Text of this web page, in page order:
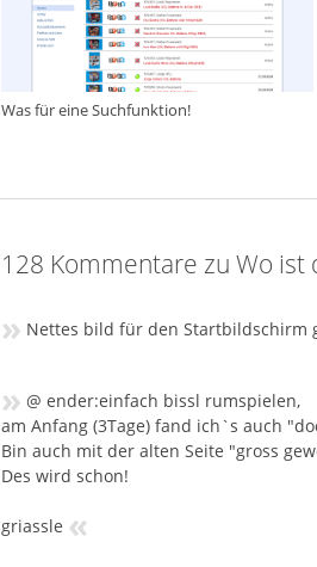
Was für eine Suchfunktion!
128 Kommentare zu Wo ist
» Nettes bild für den Startbildschirm
» @ ender:einfach bissl rumspielen,
am Anfang (3Tage) fand ich`s auch
Bin auch mit der alten Seite "gross
Des wird schon!
griassle «